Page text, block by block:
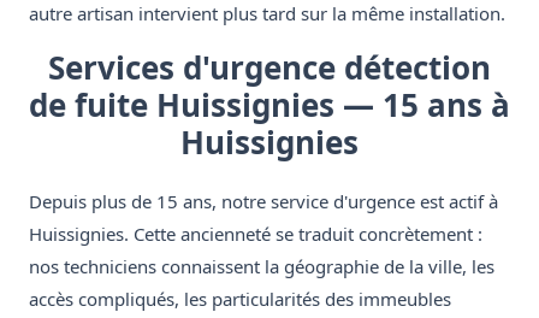
autre artisan intervient plus tard sur la même installation.
Services d'urgence détection
de fuite Huissignies — 15 ans à
Huissignies
Depuis plus de 15 ans, notre service d'urgence est actif à
Huissignies. Cette ancienneté se traduit concrètement :
nos techniciens connaissent la géographie de la ville, les
accès compliqués, les particularités des immeubles